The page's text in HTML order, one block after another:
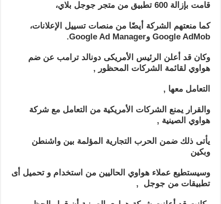
قامت بإزالة 600 تطبيق من متجر جوجل بلاي،
كما منعتهم الشركة أيضًا من منصات تسييل الإعلانات،
Google AdMob وGoogle Ad Manager.
وكان قد أعلن الرئيس الأمريكى دونالد ترامب عن ضم
هواوي لقائمة الشركات المحظور ,
التعامل معها ,
والقرار يمنع الشركات الأمريكية من التعامل مع شركة
هواوي الصينية ,
يأتى ذلك ضمن الحرب التجارية المؤلمة بين واشنطن
وبكين
وسيستطيع عملاء هواوي الحاليين من استخدام و تحميل أى
تطبيقات من جوجل ,